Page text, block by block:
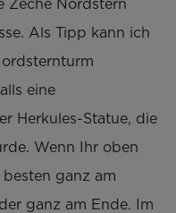
Zeche Nordstern
Als Tipp kann ich
eine
Herkules-Statue, die
Wenn Ihr oben
besten ganz am
ganz am Ende. Im